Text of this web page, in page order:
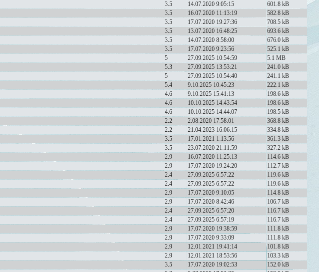
3.5 14.07.2020 9:05:15
601.8 kB
3.5 16.07.2020 11:13:19
582.8 kB
3.5 17.07.2020 19:27:36
708.5 kB
3.5 13.07.2020 16:48:25
693.6 kB
3.5 14.07.2020 8:58:00
676.0 kB
3.5 17.07.2020 9:23:56
525.1 kB
5 27.09.2025 10:54:59
5.1 MB
5.3 27.09.2025 13:53:21
241.0 kB
5 27.09.2025 10:54:40
241.1 kB
5.4 9.10.2025 10:45:23
222.1 kB
4.6 9.10.2025 15:41:13
198.6 kB
4.6 10.10.2025 14:43:54
198.6 kB
4.6 10.10.2025 14:44:07
198.5 kB
2.2 2.08.2020 17:58:01
368.8 kB
2.2 21.04.2023 16:06:15
334.8 kB
3.5 17.01.2021 1:13:56
361.3 kB
3.5 23.07.2020 21:11:59
327.2 kB
2.9 16.07.2020 11:25:13
114.6 kB
2.9 17.07.2020 19:24:20
112.7 kB
2.4 27.09.2025 6:57:22
119.6 kB
2.4 27.09.2025 6:57:22
119.6 kB
2.9 17.07.2020 9:10:05
114.8 kB
2.9 17.07.2020 8:42:46
106.7 kB
2.4 27.09.2025 6:57:20
116.7 kB
2.4 27.09.2025 6:57:19
116.7 kB
2.9 17.07.2020 19:38:59
111.8 kB
2.9 17.07.2020 9:33:09
111.8 kB
2.9 12.01.2021 19:41:14
101.8 kB
2.9 12.01.2021 18:53:56
103.3 kB
3.5 17.07.2020 19:02:53
152.0 kB